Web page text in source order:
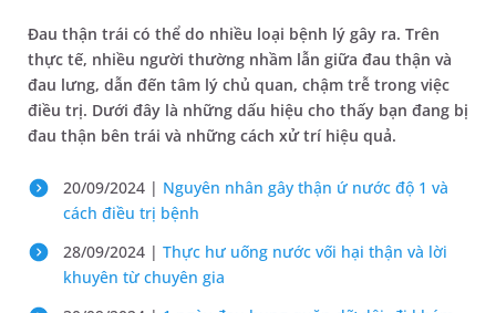
Đau thận trái có thể do nhiều loại bệnh lý gây ra. Trên
thực tế, nhiều người thường nhầm lẫn giữa đau thận và
đau lưng, dẫn đến tâm lý chủ quan, chậm trễ trong việc
điều trị. Dưới đây là những dấu hiệu cho thấy bạn đang bị
đau thận bên trái và những cách xử trí hiệu quả.
20/09/2024 | Nguyên nhân gây thận ứ nước độ 1 và
cách điều trị bệnh
28/09/2024 | Thực hư uống nước vối hại thận và lời
khuyên từ chuyên gia